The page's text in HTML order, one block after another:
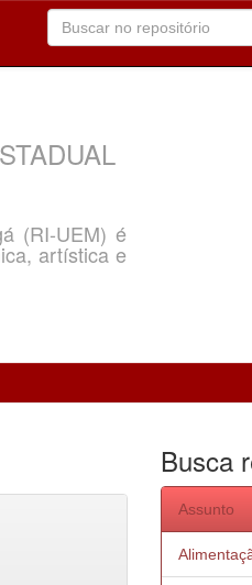
(RI-UEM) é
artística e
Busca
Assunto